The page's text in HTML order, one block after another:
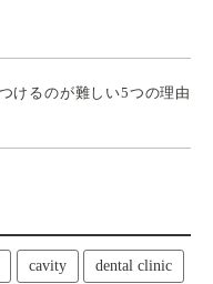
けるのが難しい5つの理由
cavity dental clinic